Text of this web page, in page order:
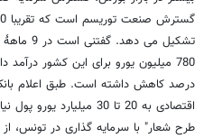
درصد کاهش داشته است. طبق اعلام
اقتصادی به 20 تا 30
طرح شعار" با سرمایه گذاری در تونس،